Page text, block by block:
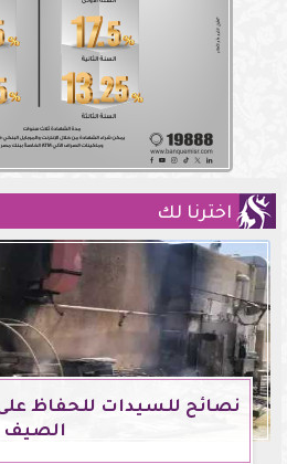
اخترنا لك
نصائح للسيدات للحفاظ على
الصيف